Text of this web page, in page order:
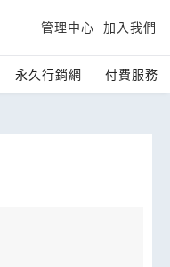
管理中心 加入我們
永久行銷網 付費服務